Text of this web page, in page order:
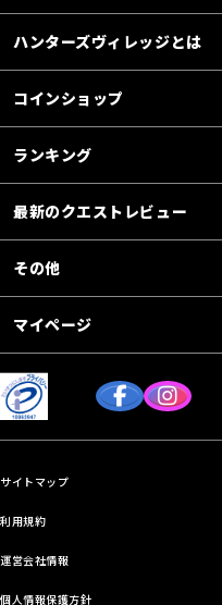
ハンターズヴィレッジとは
コインショップ
ランキング
最新のクエストレビュー
その他
マイページ
サイトマップ
利用規約
運営会社情報
個人情報保護方針